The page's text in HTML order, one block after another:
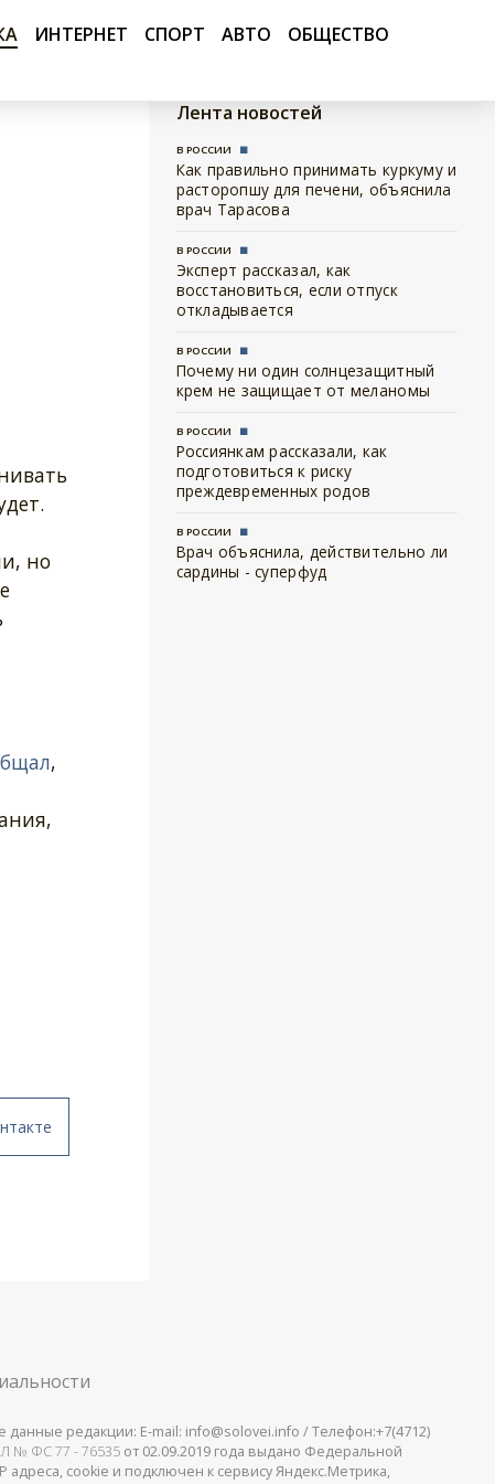
ИНТЕРНЕТ СПОРТ АВТО ОБЩЕСТВО
но
,
Лента новостей
В РОССИИ
Как правильно принимать куркуму и
расторопшу для печени, объяснила
врач Тарасова
В РОССИИ
Эксперт рассказал, как
восстановиться, если отпуск
откладывается
В РОССИИ
Почему ни один солнцезащитный
крем не защищает от меланомы
В РОССИИ
Россиянкам рассказали, как
подготовиться к риску
преждевременных родов
В РОССИИ
Врач объяснила, действительно ли
сардины - суперфуд
редакции: E-mail: info@solovei.info / Телефон:+7(4712)
№ ФС 77 - 76535 от 02.09.2019 года выдано Федеральной
cookie и подключен к сервису Яндекс.Метрика,